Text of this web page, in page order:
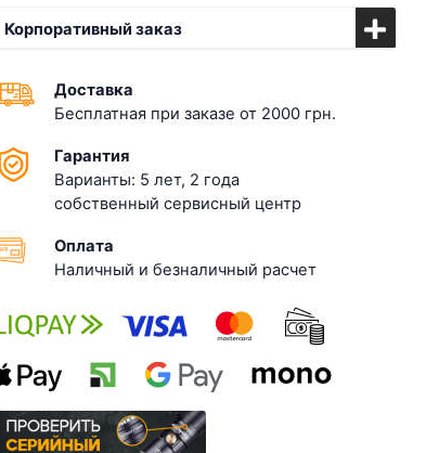
Корпоративный заказ
Доставка
Бесплатная при заказе от 2000 грн.
Гарантия
Варианты: 5 лет, 2 года
собственный сервисный центр
Оплата
Наличный и безналичный расчет